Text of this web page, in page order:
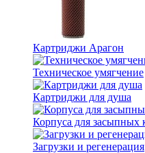
Картриджи Арагон
Техническое умягчение
Картриджи для душа
Корпуса для засыпных
Загрузки и регенерация